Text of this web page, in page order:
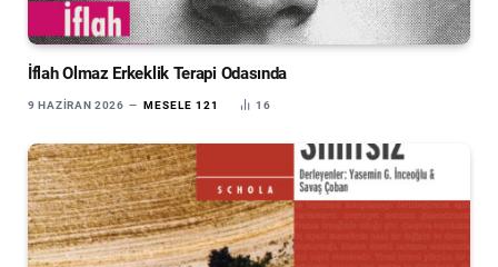
İflah Olmaz Erkeklik Terapi Odasında
9 HAZIRAN 2026 MESELE 121 16